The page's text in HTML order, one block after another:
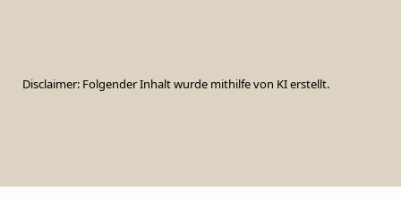
Disclaimer: Folgender Inhalt wurde mithilfe von KI erstellt.